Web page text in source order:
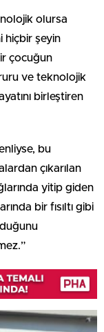
olursa
hiçbir şeyin
çocuğun
ve teknolojik
birleştiren
bu
çıkarılan
yitip giden
bir fısıltı gibi